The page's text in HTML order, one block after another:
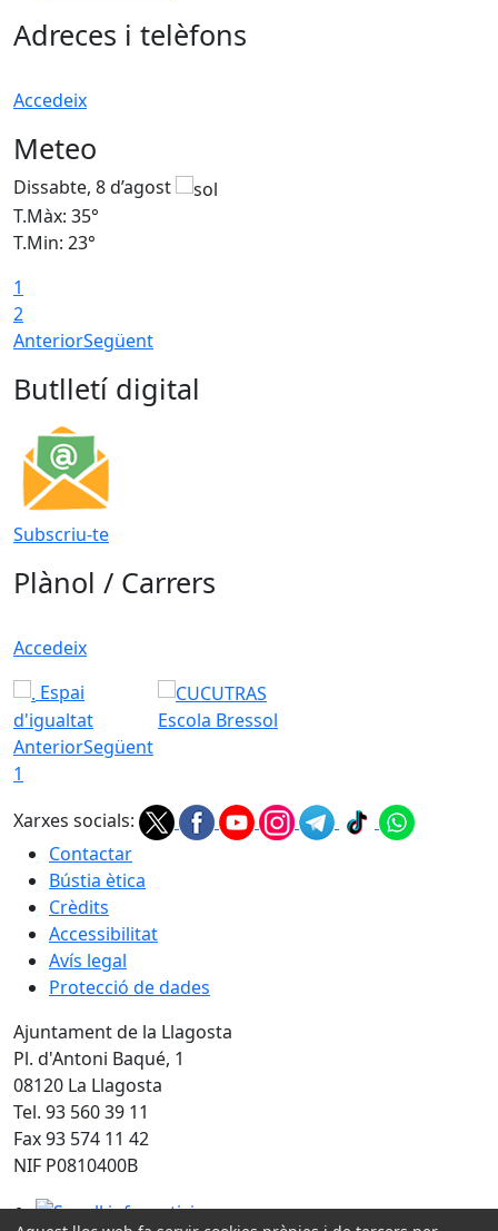
Adreces i telèfons
Accedeix
Meteo
Dissabte, 8 d’agost
T.Màx: 35°
T.Min: 23°
1
2
AnteriorSegüent
Butlletí digital
Subscriu-te
Plànol / Carrers
Accedeix
Espai
d'igualtat
Escola Bressol
AnteriorSegüent
1
Xarxes socials:
Contactar
Bústia ètica
Crèdits
Accessibilitat
Avís legal
Protecció de dades
Ajuntament de la Llagosta
Pl. d'Antoni Baqué, 1
08120 La Llagosta
Tel. 93 560 39 11
Fax 93 574 11 42
NIF P0810400B
Segell infoparticipa